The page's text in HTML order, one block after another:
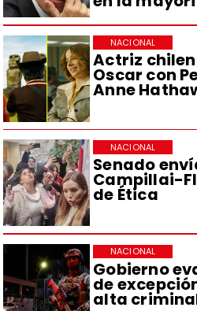
Actriz
Oscar con
Anne
NACIONAL
Senado
Campillai-
de Ética
NACIONAL
Gobierno
de
alta
NACIONAL